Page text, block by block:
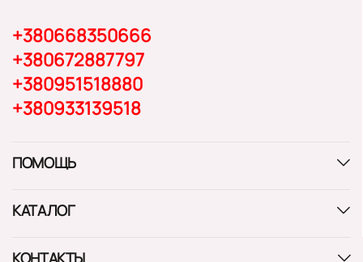
+380668350666
+380672887797
+380951518880
+380933139518
ПОМОЩЬ
КАТАЛОГ